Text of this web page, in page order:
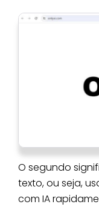
O segundo
texto, ou seja,
com IA